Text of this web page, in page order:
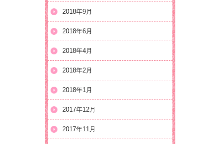
2018年9月
2018年6月
2018年4月
2018年2月
2018年1月
2017年12月
2017年11月